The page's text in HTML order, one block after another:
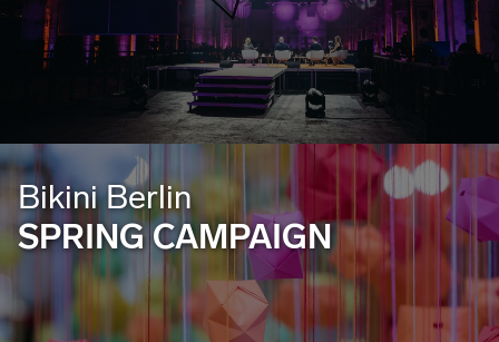
Bikini Berlin
SPRING CAMPAIGN